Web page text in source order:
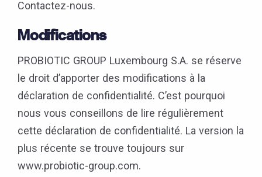
Contactez-nous.
Modifications
PROBIOTIC GROUP Luxembourg S.A. se réserve
le droit d’apporter des modifications à la
déclaration de confidentialité. C’est pourquoi
nous vous conseillons de lire régulièrement
cette déclaration de confidentialité. La version la
plus récente se trouve toujours sur
www.probiotic-group.com.